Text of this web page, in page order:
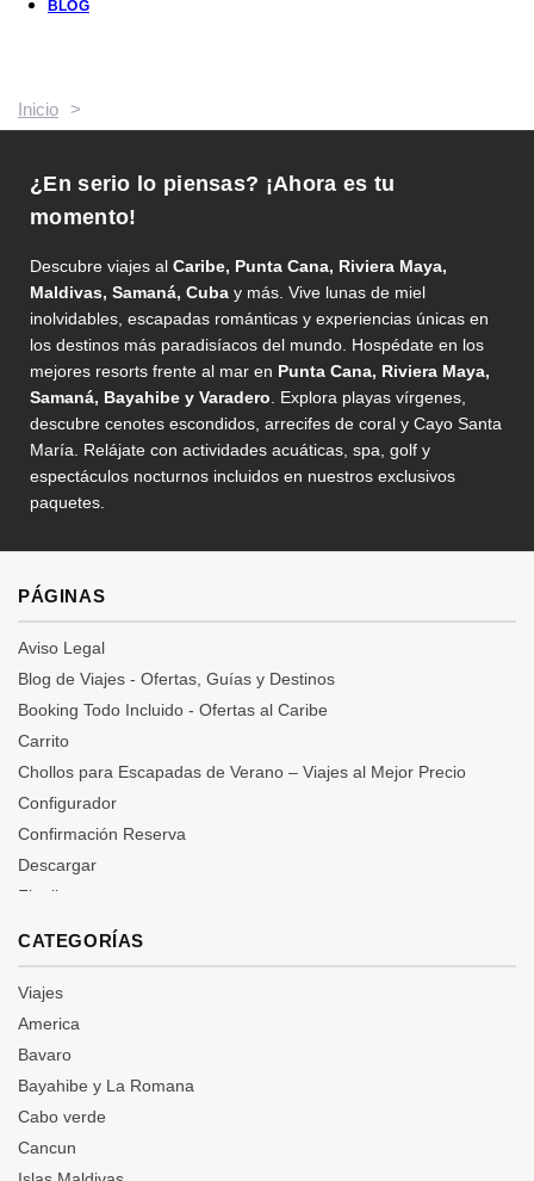
BLOG
Inicio >
¿En serio lo piensas? ¡Ahora es tu
momento!
Descubre viajes al Caribe, Punta Cana, Riviera Maya,
Maldivas, Samaná, Cuba y más. Vive lunas de miel
inolvidables, escapadas románticas y experiencias únicas en
los destinos más paradisíacos del mundo. Hospédate en los
mejores resorts frente al mar en Punta Cana, Riviera Maya,
Samaná, Bayahibe y Varadero . Explora playas vírgenes,
descubre cenotes escondidos, arrecifes de coral y Cayo Santa
María. Relájate con actividades acuáticas, spa, golf y
espectáculos nocturnos incluidos en nuestros exclusivos
paquetes.
PÁGINAS
Aviso Legal
Blog de Viajes - Ofertas, Guías y Destinos
Booking Todo Incluido - Ofertas al Caribe
Carrito
Chollos para Escapadas de Verano – Viajes al Mejor Precio
Configurador
Confirmación Reserva
Descargar
Finalizar compra
Ofertas de Última Hora a Canarias, Baleares...
Ofertas de Viajes y Vacaciones | Chollos Todo Incluido y
CATEGORÍAS
Viajes
America
Bavaro
Bayahibe y La Romana
Cabo verde
Cancun